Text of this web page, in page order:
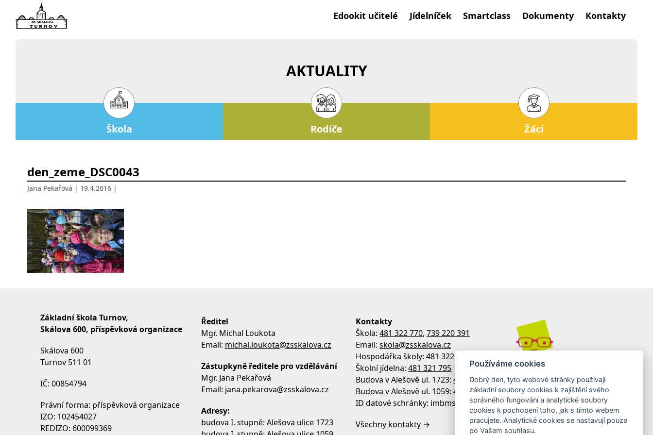
Edookit učitelé Jídelníček Smartclass Dokumenty Kontakty
AKTUALITY
Škola Rodiče Žáci
den_zeme_DSC0043
Jana Pekařová | 19.4.2016 |
Základní škola Turnov,
Skálova 600, příspěvková organizace
Skálova 600
Turnov 511 01
IČ: 00854794
Právní forma: příspěvková organizace
IZO: 102454027
REDIZO: 600099369
Ředitel
Mgr. Michal Loukota
Email: michal.loukota@zsskalova.cz
Zástupkyně ředitele pro vzdělávání
Mgr. Jana Pekařová
Email: jana.pekarova@zsskalova.cz
Adresy:
budova I. stupně: Alešova ulice 1723
Kontakty
Škola:481 322 770,739 220 391
Email:skola@zsskalova.cz
Hospodářka školy:481 322 770
Školní jídelna:481 321 795
Budova v Alešově ul. 1723:481 322 758
Budova v Alešově ul. 1059:481 313 533
ID datové schránky: imbmsdx
Všechny kontakty →
Používáme cookies
Dobrý den, tyto webové stránky používají
základní soubory cookies k zajištění svého
správného fungování a analytické soubory
cookies k pochopení toho, jak s tímto webem
pracujete. Analytické cookies se nastavují pouze
po Vašem souhlasu.